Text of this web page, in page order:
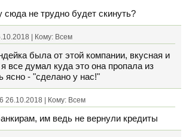
сюда не трудно будет скинуть?
| Кому: Всем
была от этой компании, вкусная и
все думал куда это она пропала из
ясно - "сделано у нас!"
26.10.2018 | Кому: Всем
им ведь не вернули кредиты